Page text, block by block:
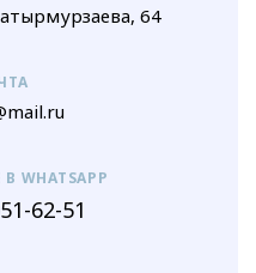
64
WHATSAPP
62-51